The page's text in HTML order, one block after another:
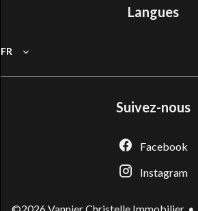
Langues
FR
Suivez-nous
Facebook
Instagram